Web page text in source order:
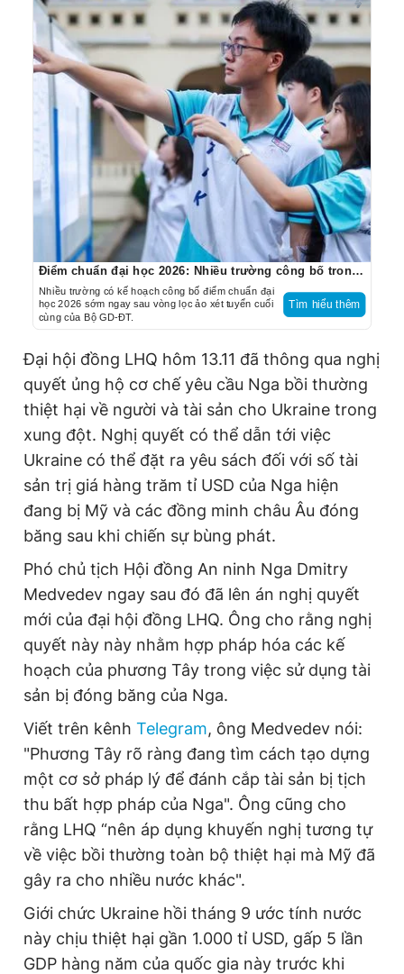
Điểm chuẩn đại học 2026: Nhiều trường công bố trong hôm nay
Nhiều trường có kế hoạch công bố điểm chuẩn đại
học 2026 sớm ngay sau vòng lọc ảo xét tuyển cuối
cùng của Bộ GD-ĐT.
Tìm hiểu thêm
Đại hội đồng LHQ hôm 13.11 đã thông qua nghị
quyết ủng hộ cơ chế yêu cầu Nga bồi thường
thiệt hại về người và tài sản cho Ukraine trong
xung đột. Nghị quyết có thể dẫn tới việc
Ukraine có thể đặt ra yêu sách đối với số tài
sản trị giá hàng trăm tỉ USD của Nga hiện
đang bị Mỹ và các đồng minh châu Âu đóng
băng sau khi chiến sự bùng phát.
Phó chủ tịch Hội đồng An ninh Nga Dmitry
Medvedev ngay sau đó đã lên án nghị quyết
mới của đại hội đồng LHQ. Ông cho rằng nghị
quyết này này nhằm hợp pháp hóa các kế
hoạch của phương Tây trong việc sử dụng tài
sản bị đóng băng của Nga.
Viết trên kênh Telegram, ông Medvedev nói:
"Phương Tây rõ ràng đang tìm cách tạo dựng
một cơ sở pháp lý để đánh cắp tài sản bị tịch
thu bất hợp pháp của Nga". Ông cũng cho
rằng LHQ “nên áp dụng khuyến nghị tương tự
về việc bồi thường toàn bộ thiệt hại mà Mỹ đã
gây ra cho nhiều nước khác".
Giới chức Ukraine hồi tháng 9 ước tính nước
này chịu thiệt hại gần 1.000 tỉ USD, gấp 5 lần
GDP hàng năm của quốc gia này trước khi